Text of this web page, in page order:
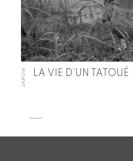
JAPON LA VIE D’UN TATOUÉ